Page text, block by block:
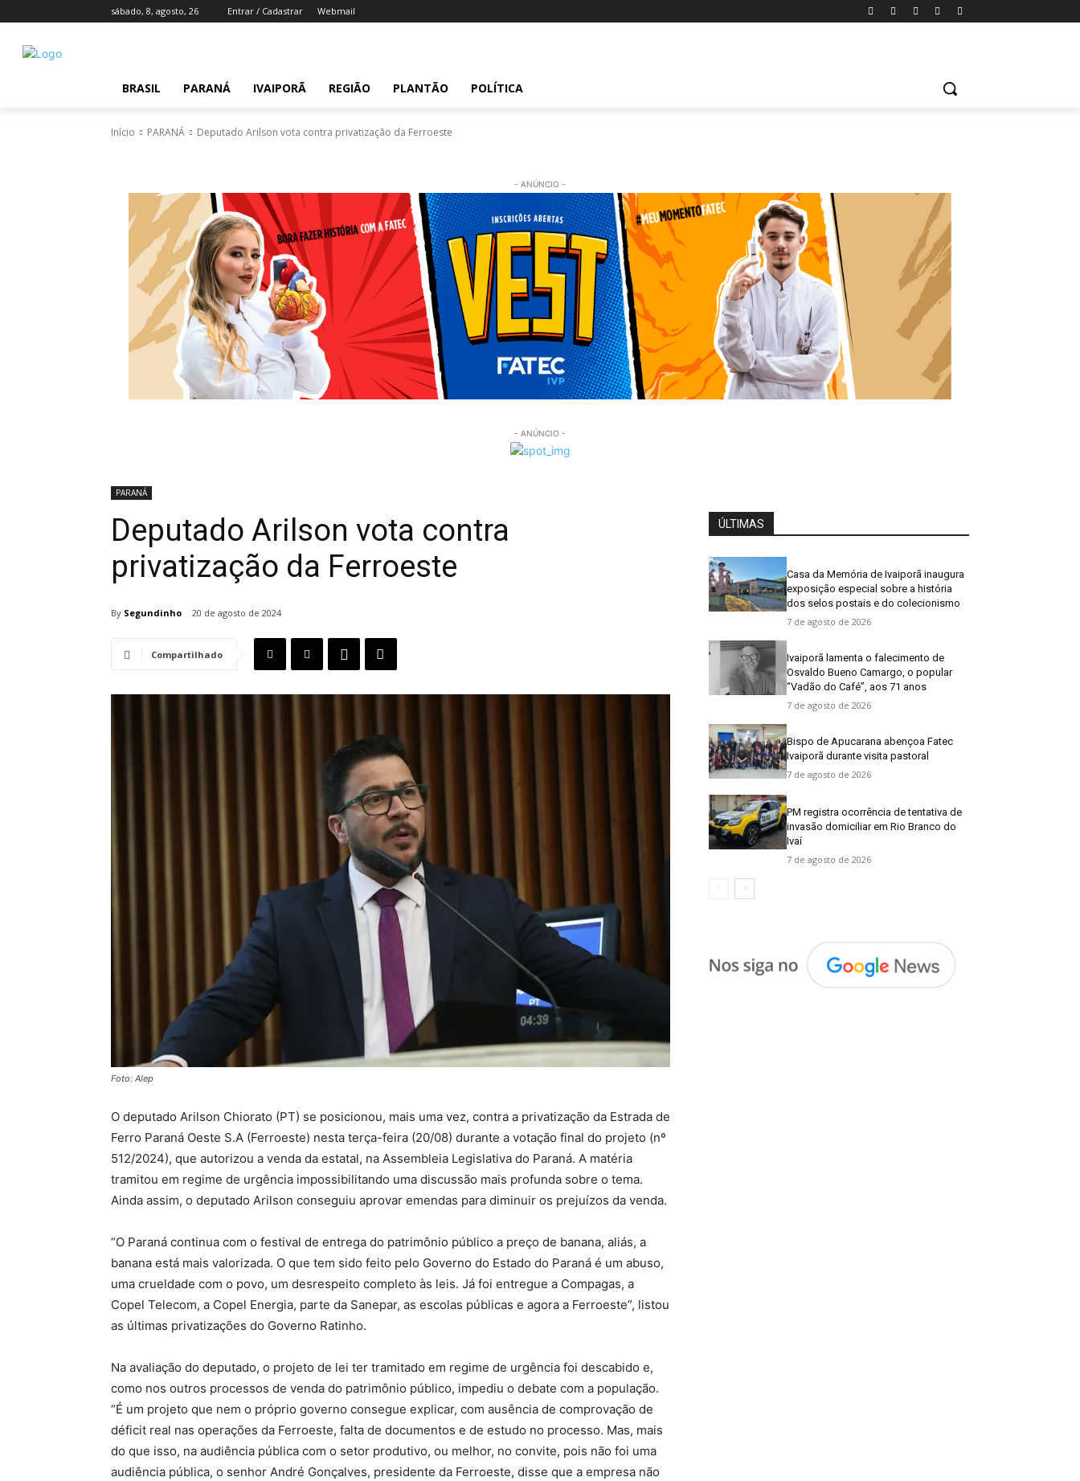
sábado, 8, agosto, 26 Entrar / Cadastrar Webmail
BRASIL PARANÁ IVAIPORÃ REGIÃO PLANTÃO POLÍTICA
Início PARANÁ Deputado Arilson vota contra privatização da Ferroeste
- ANÚNCIO -
- ANÚNCIO -
PARANÁ
Deputado Arilson vota contra
privatização da Ferroeste
By Segundinho 20 de agosto de 2024
Compartilhado
Foto: Alep
O deputado Arilson Chiorato (PT) se posicionou, mais uma vez, contra a privatização da Estrada de
Ferro Paraná Oeste S.A (Ferroeste) nesta terça-feira (20/08) durante a votação final do projeto (nº
512/2024), que autorizou a venda da estatal, na Assembleia Legislativa do Paraná. A matéria
tramitou em regime de urgência impossibilitando uma discussão mais profunda sobre o tema.
Ainda assim, o deputado Arilson conseguiu aprovar emendas para diminuir os prejuízos da venda.
“O Paraná continua com o festival de entrega do patrimônio público a preço de banana, aliás, a
banana está mais valorizada. O que tem sido feito pelo Governo do Estado do Paraná é um abuso,
uma crueldade com o povo, um desrespeito completo às leis. Já foi entregue a Compagas, a
Copel Telecom, a Copel Energia, parte da Sanepar, as escolas públicas e agora a Ferroeste”, listou
as últimas privatizações do Governo Ratinho.
Na avaliação do deputado, o projeto de lei ter tramitado em regime de urgência foi descabido e,
como nos outros processos de venda do patrimônio público, impediu o debate com a população.
“É um projeto que nem o próprio governo consegue explicar, com ausência de comprovação de
déficit real nas operações da Ferroeste, falta de documentos e de estudo no processo. Mas, mais
do que isso, na audiência pública com o setor produtivo, ou melhor, no convite, pois não foi uma
audiência pública, o senhor André Gonçalves, presidente da Ferroeste, disse que a empresa não
ÚLTIMAS
Casa da Memória de Ivaiporã inaugura
exposição especial sobre a história
dos selos postais e do colecionismo
7 de agosto de 2026
Ivaiporã lamenta o falecimento de
Osvaldo Bueno Camargo, o popular
“Vadão do Café”, aos 71 anos
7 de agosto de 2026
Bispo de Apucarana abençoa Fatec
Ivaiporã durante visita pastoral
7 de agosto de 2026
PM registra ocorrência de tentativa de
invasão domiciliar em Rio Branco do
Ivaí
7 de agosto de 2026